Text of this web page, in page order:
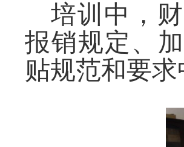
培训中，
报销规定、
贴规范和要